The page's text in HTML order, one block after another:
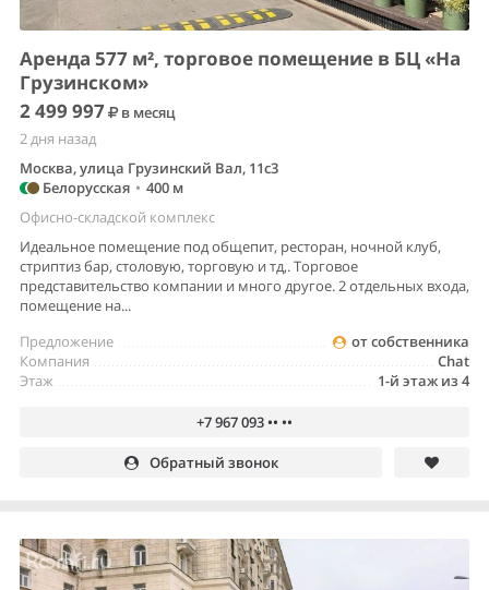
Аренда 577 м², торговое помещение в БЦ «На
Грузинском»
2 499 997
в месяц
2 дня назад
Москва, улица Грузинский Вал, 11с3
Белорусская • 400 м
Офисно-складской комплекс
Идеальное помещение под общепит, ресторан, ночной клуб,
стриптиз бар, столовую, торговую и тд,. Торговое
представительство компании и много другое. 2 отдельных входа,
помещение на...
от собственника
Предложение
Chat
Компания
1-й этаж из 4
Этаж
+7 967 093 •• ••
Обратный звонок